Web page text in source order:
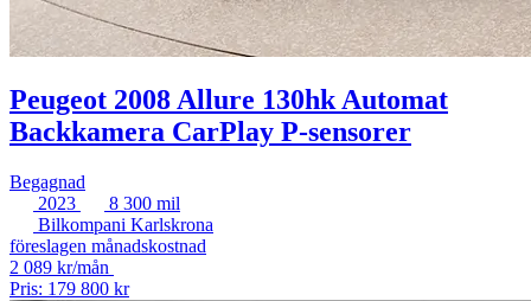
Peugeot 2008 Allure 130hk Automat
Backkamera CarPlay P-sensorer
Begagnad
2023
8 300 mil
Bilkompani Karlskrona
föreslagen månadskostnad
2 089 kr/mån
Pris: 179 800 kr